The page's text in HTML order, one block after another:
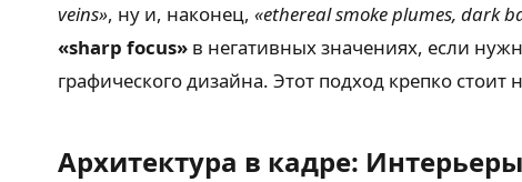
veins», ну и, наконец, «ethereal smoke plumes, dark
«sharp focus» в негативных значениях, если
графического дизайна. Этот подход крепко стоит
Архитектура в кадре: Интерьеры